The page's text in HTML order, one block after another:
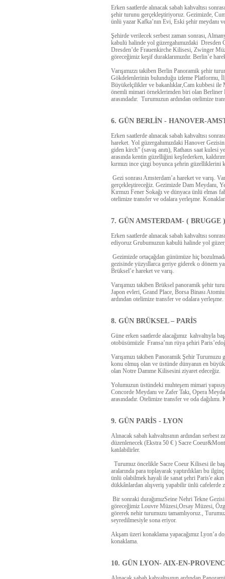
Erken saatlerde alınacak sabah kahvaltısı
şehir turunu gerçekleştiriyoruz. Gezimizde,
ünlü yazar Kafka’nın Evi, Eski şehir meydanı
Şehirde verilecek serbest zaman sonrası,
kabulü halinde yol güzergahımızdaki Dresden
Dresden’de Frauenkirche Kilisesi, Zwinger
göreceğimiz keşif duraklarımızdır. Berlin’e
Varışımızzı takiben Berlin Panoramik şehir
Gökdelenlerinin bulunduğu izleme Platformu,
Büyükelçilikler ve bakanlıklar,Cam kubbesi ile
önemli mimari örneklerimden biri olan Berliner
arasındadır. Turumuzun ardından otelimize
6. GÜN BERLİN - HANOVER-
Erken saatlerde alınacak sabah kahvaltısı
hareket. Yol güzergahımızdaki Hanover
giden kirch” (savaş anıtı), Rathaus saat kulesi
arasında kentin güzelliğini keşfederken,
kırmızı ince çizgi boyunca şehrin güzelliklerini
Gezi sonrası Amsterdam’a hareket ve varış.
gerçekleştireceğiz. Gezimizde Dam Meydanı,
Kırmızı Fener Sokağı ve dünyaca ünlü elmas
otelimize transfer ve odalara yerleşme.
7. GÜN AMSTERDAM- ( BRUGGE
Erken saatlerde alınacak sabah kahvaltısı
ediyoruz Grubumuzun kabulü halinde yol
Gezimizde ortaçağdan günümüze hiç
gezisinde yüzyıllarca geriye giderek o dönem
Brüksel’e hareket ve varış.
Varışımızı takiben Brüksel panoramik şehir
Japon evleri, Grand Place, Borsa Binası
ardından otelimize transfer ve odalara
8. GÜN BRÜKSEL – PARİS
Güne erken saatlerde alacağımız kahvaltıyla
otobüsümüzle Fransa’nın rüya şehiri Paris’e
Varışımızı takiben Panoramik Şehir Turumuzu
konu olmuş olan ve üstünde dünyanın en
olan Notre Damme Kilisesini ziyaret edeceğiz.
Yolumuzun üstündeki muhteşem mimari
Concorde Meydanı ve Zafer Takı, Opera
arasındadır. Otelimize transfer ve oda
9. GÜN PARİS - LYON
Alınacak sabah kahvaltısının ardından
düzenlenecek (Ekstra 50 € ) Sacre
katılabilirler.
Turumuz öncelikle Sacre Coeur Kilisesi ile
aralarında para toplayarak yaptırdıkları bu
ünlü olabilmek hayali ile sanat şehri Paris'e
dükkânlardan alışveriş yapabilir ünlü cafelerde
Bir sonraki durağımızSeine Nehri Tekne
göreceğimiz Louvre Müzesi,Orsay Müzesi,
görerek nehir turumuzu tamamlıyoruz.,
seyredilmesiyle sona eriyor.
Akşam üzeri konaklama yapacağımız Lyon’a
konaklama.
10. GÜN LYON- AIX-EN-